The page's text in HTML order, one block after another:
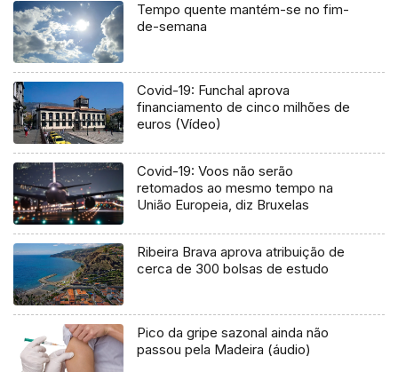
Tempo quente mantém-se no fim-
de-semana
Covid-19: Funchal aprova
financiamento de cinco milhões de
euros (Vídeo)
Covid-19: Voos não serão
retomados ao mesmo tempo na
União Europeia, diz Bruxelas
Ribeira Brava aprova atribuição de
cerca de 300 bolsas de estudo
Pico da gripe sazonal ainda não
passou pela Madeira (áudio)